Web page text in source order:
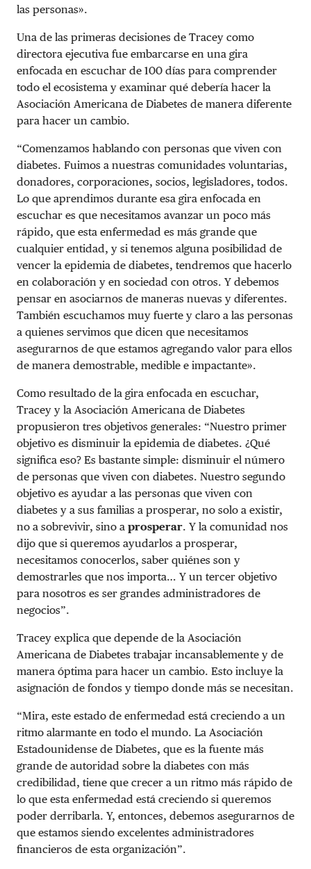
las personas».
Una de las primeras decisiones de Tracey como
directora ejecutiva fue embarcarse en una gira
enfocada en escuchar de 100 días para comprender
todo el ecosistema y examinar qué debería hacer la
Asociación Americana de Diabetes de manera diferente
para hacer un cambio.
“Comenzamos hablando con personas que viven con
diabetes. Fuimos a nuestras comunidades voluntarias,
donadores, corporaciones, socios, legisladores, todos.
Lo que aprendimos durante esa gira enfocada en
escuchar es que necesitamos avanzar un poco más
rápido, que esta enfermedad es más grande que
cualquier entidad, y si tenemos alguna posibilidad de
vencer la epidemia de diabetes, tendremos que hacerlo
en colaboración y en sociedad con otros. Y debemos
pensar en asociarnos de maneras nuevas y diferentes.
También escuchamos muy fuerte y claro a las personas
a quienes servimos que dicen que necesitamos
asegurarnos de que estamos agregando valor para ellos
de manera demostrable, medible e impactante».
Como resultado de la gira enfocada en escuchar,
Tracey y la Asociación Americana de Diabetes
propusieron tres objetivos generales: “Nuestro primer
objetivo es disminuir la epidemia de diabetes. ¿Qué
significa eso? Es bastante simple: disminuir el número
de personas que viven con diabetes. Nuestro segundo
objetivo es ayudar a las personas que viven con
diabetes y a sus familias a prosperar, no solo a existir,
no a sobrevivir, sino a prosperar. Y la comunidad nos
dijo que si queremos ayudarlos a prosperar,
necesitamos conocerlos, saber quiénes son y
demostrarles que nos importa… Y un tercer objetivo
para nosotros es ser grandes administradores de
negocios”.
Tracey explica que depende de la Asociación
Americana de Diabetes trabajar incansablemente y de
manera óptima para hacer un cambio. Esto incluye la
asignación de fondos y tiempo donde más se necesitan.
“Mira, este estado de enfermedad está creciendo a un
ritmo alarmante en todo el mundo. La Asociación
Estadounidense de Diabetes, que es la fuente más
grande de autoridad sobre la diabetes con más
credibilidad, tiene que crecer a un ritmo más rápido de
lo que esta enfermedad está creciendo si queremos
poder derribarla. Y, entonces, debemos asegurarnos de
que estamos siendo excelentes administradores
financieros de esta organización”.